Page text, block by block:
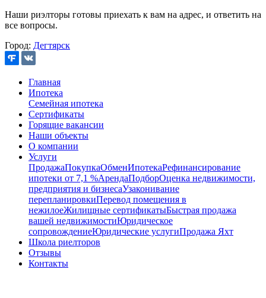
Наши риэлторы готовы приехать к вам на адрес, и ответить на
все вопросы.
Город: Дегтярск
Главная
Ипотека
Семейная ипотека
Сертификаты
Горящие вакансии
Наши объекты
О компании
Услуги
ПродажаПокупкаОбменИпотекаРефинансирование
ипотеки от 7,1 %АрендаПодборОценка недвижимости,
предприятия и бизнесаУзаконивание
перепланировкиПеревод помещения в
нежилоеЖилищные сертификатыБыстрая продажа
вашей недвижимостиЮридическое
сопровождениеЮридические услугиПродажа Яхт
Школа риелторов
Отзывы
Контакты